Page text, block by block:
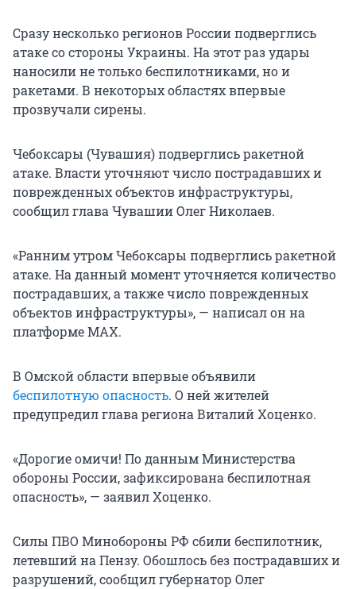
Сразу несколько регионов России подверглись
атаке со стороны Украины. На этот раз удары
наносили не только беспилотниками, но и
ракетами. В некоторых областях впервые
прозвучали сирены.
Чебоксары (Чувашия) подверглись ракетной
атаке. Власти уточняют число пострадавших и
поврежденных объектов инфраструктуры,
сообщил глава Чувашии Олег Николаев.
«Ранним утром Чебоксары подверглись ракетной
атаке. На данный момент уточняется количество
пострадавших, а также число поврежденных
объектов инфраструктуры», — написал он на
платформе MAX.
В Омской области впервые объявили
беспилотную опасность. О ней жителей
предупредил глава региона Виталий Хоценко.
«Дорогие омичи! По данным Министерства
обороны России, зафиксирована беспилотная
опасность», — заявил Хоценко.
Силы ПВО Минобороны РФ сбили беспилотник,
летевший на Пензу. Обошлось без пострадавших и
разрушений, сообщил губернатор Олег